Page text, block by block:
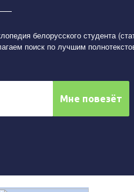
белорусского студента
поиск по лучшим